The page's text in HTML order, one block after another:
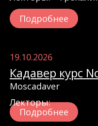
Подробнее
19.10.2026
Кадавер курс
Moscadaver
Лекторы:
Подробнее